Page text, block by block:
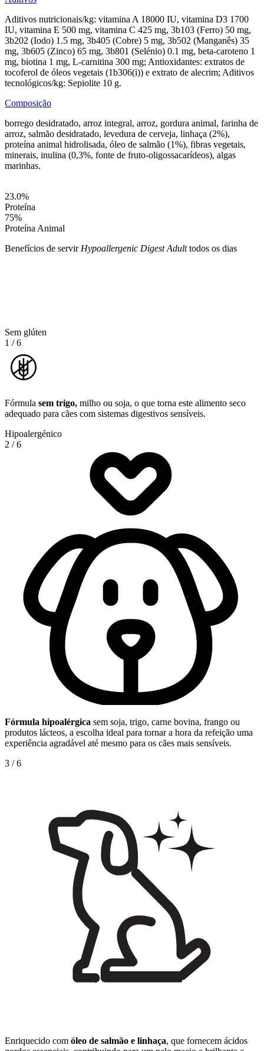
Aditivos nutricionais/kg: vitamina A 18000 IU, vitamina D3 1700
IU, vitamina E 500 mg, vitamina C 425 mg, 3b103 (Ferro) 50 mg,
3b202 (Iodo) 1.5 mg, 3b405 (Cobre) 5 mg, 3b502 (Manganês) 35
mg, 3b605 (Zinco) 65 mg, 3b801 (Selénio) 0.1 mg, beta-caroteno 1
mg, biotina 1 mg, L-carnitina 300 mg; Antioxidantes: extratos de
tocoferol de óleos vegetais (1b306(i)) e extrato de alecrim; Aditivos
tecnológicos/kg: Sepiolite 10 g.
Composição
borrego desidratado, arroz integral, arroz, gordura animal, farinha de
arroz, salmão desidratado, levedura de cerveja, linhaça (2%),
proteína animal hidrolisada, óleo de salmão (1%), fibras vegetais,
minerais, inulina (0,3%, fonte de fruto-oligossacarídeos), algas
marinhas.
23.0%
Proteína
75%
Proteína Animal
Benefícios de servir Hypoallergenic Digest Adulttodos os dias
Sem glúten
1 /6
Fórmula sem trigo, milho ou soja, o que torna este alimento seco
adequado para cães com sistemas digestivos sensíveis.
Hipoalergénico
2 /6
Fórmula hipoalérgica sem soja, trigo, carne bovina, frango ou
produtos lácteos, a escolha ideal para tornar a hora da refeição uma
experiência agradável até mesmo para os cães mais sensíveis.
3 /6
Enriquecido com óleo de salmão e linhaça, que fornecem ácidos